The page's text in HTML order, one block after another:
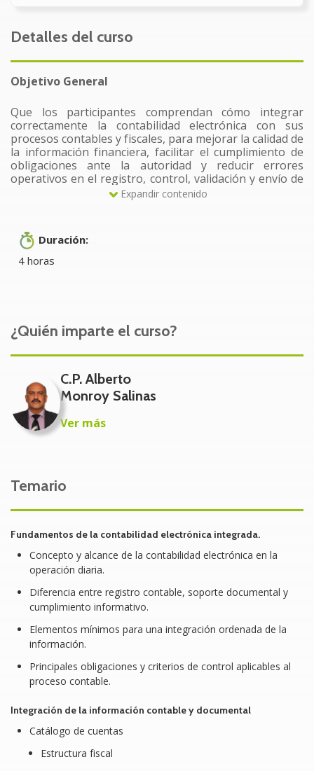
Detalles del curso
Objetivo General
Que los participantes comprendan cómo integrar
correctamente la contabilidad electrónica con sus
procesos contables y fiscales, para mejorar la calidad de
la información financiera, facilitar el cumplimiento de
obligaciones ante la autoridad y reducir errores
operativos en el registro, control, validación y envío de
Este curso está dirigido a contadores públicos,
auxiliares contables, administradores, responsables de
electrónicos.
Comprender los elementos que forman parte de
una contabilidad electrónica correctamente
integrada.
soporte.
Mejorar la trazabilidad entre operaciones,
comprobantes y registros contables.
Fortalecer el control interno y la calidad de la
información para la toma de decisiones.
Reducir riesgos de incumplimiento,
requerimientos y correcciones posteriores.
Contar con una ruta práctica para revisar y
ordenada.
Problemática a resolver al tomar el Curso/Taller
En muchas organizaciones, la contabilidad electrónica
se lleva de forma fragmentada: los registros no
Expandir contenido
Duración:
4 horas
¿Quién imparte el curso?
C.P. Alberto
Monroy Salinas
Ver más
Temario
Fundamentos de la contabilidad electrónica integrada.
Concepto y alcance de la contabilidad electrónica en la
operación diaria.
Diferencia entre registro contable, soporte documental y
cumplimiento informativo.
Elementos mínimos para una integración ordenada de la
información.
Principales obligaciones y criterios de control aplicables al
proceso contable.
Integración de la información contable y documental
Catálogo de cuentas
Estructura fiscal